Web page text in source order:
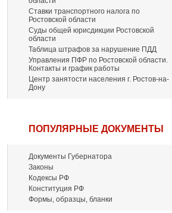
Ставки транспортного налога по
Ростовской области
Суды общей юрисдикции Ростовской
области
Таблица штрафов за нарушение ПДД
Управления ПФР по Ростовской области.
Контакты и график работы
Центр занятости населения г. Ростов-на-
Дону
ПОПУЛЯРНЫЕ ДОКУМЕНТЫ
Документы Губернатора
Законы
Кодексы РФ
Конституция РФ
Формы, образцы, бланки